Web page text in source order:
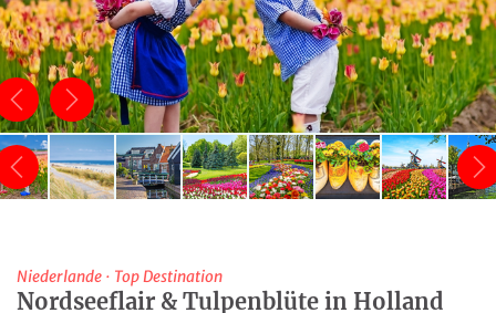
Niederlande · Top Destination
Nordseeflair & Tulpenblüte in Holland